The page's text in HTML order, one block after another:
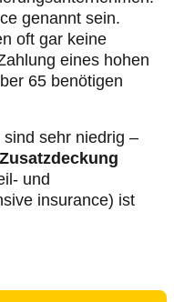
genannt sein.
oft gar keine
eines hohen
65 benötigen
sehr niedrig –
Zusatzdeckung
und
insurance) ist